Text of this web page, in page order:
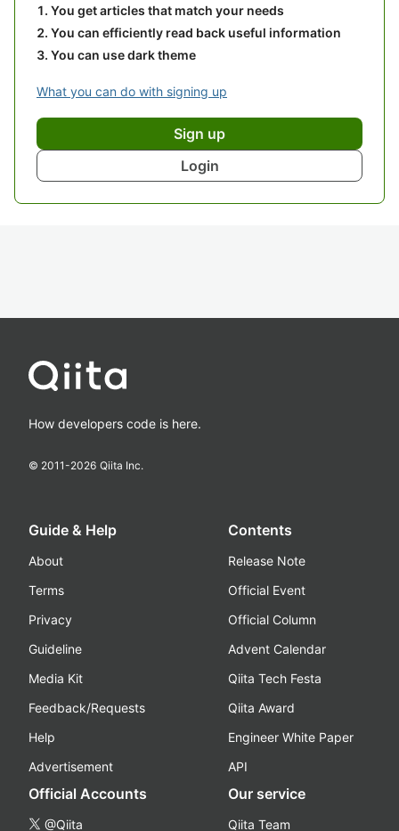
You get articles that match your needs
You can efficiently read back useful information
You can use dark theme
What you can do with signing up
Sign up
Login
How developers code is here.
© 2011-2026 Qiita Inc.
Guide & Help
About
Terms
Privacy
Guideline
Media Kit
Feedback/Requests
Help
Advertisement
Contents
Release Note
Official Event
Official Column
Advent Calendar
Qiita Tech Festa
Qiita Award
Engineer White Paper
API
Official Accounts
@Qiita
Our service
Qiita Team